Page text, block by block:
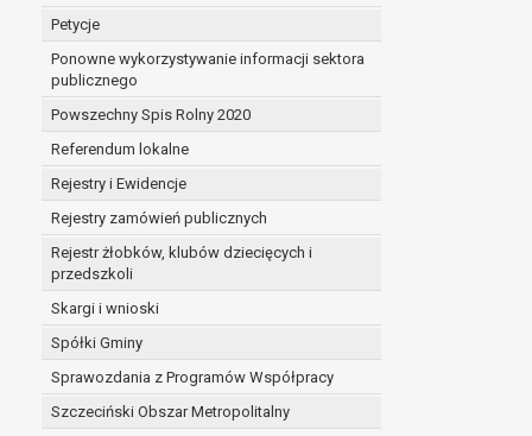
Petycje
Ponowne wykorzystywanie informacji sektora
publicznego
Powszechny Spis Rolny 2020
Referendum lokalne
Rejestry i Ewidencje
Rejestry zamówień publicznych
Rejestr żłobków, klubów dziecięcych i
przedszkoli
Skargi i wnioski
Spółki Gminy
Sprawozdania z Programów Współpracy
Szczeciński Obszar Metropolitalny